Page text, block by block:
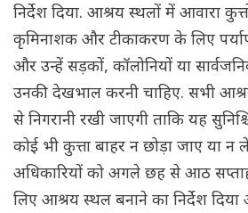
निर्देश दिया. आश्रय स्थलों में आवारा
कृमिनाशक और टीकाकरण के लिए
और उन्हें सड़कों, कॉलोनियों या
उनकी देखभाल करनी चाहिए. सभी
से निगरानी रखी जाएगी ताकि यह
कोई भी कुत्ता बाहर न छोड़ा जाए या
अधिकारियों को अगले छह से आठ
लिए आश्रय स्थल बनाने का निर्देश